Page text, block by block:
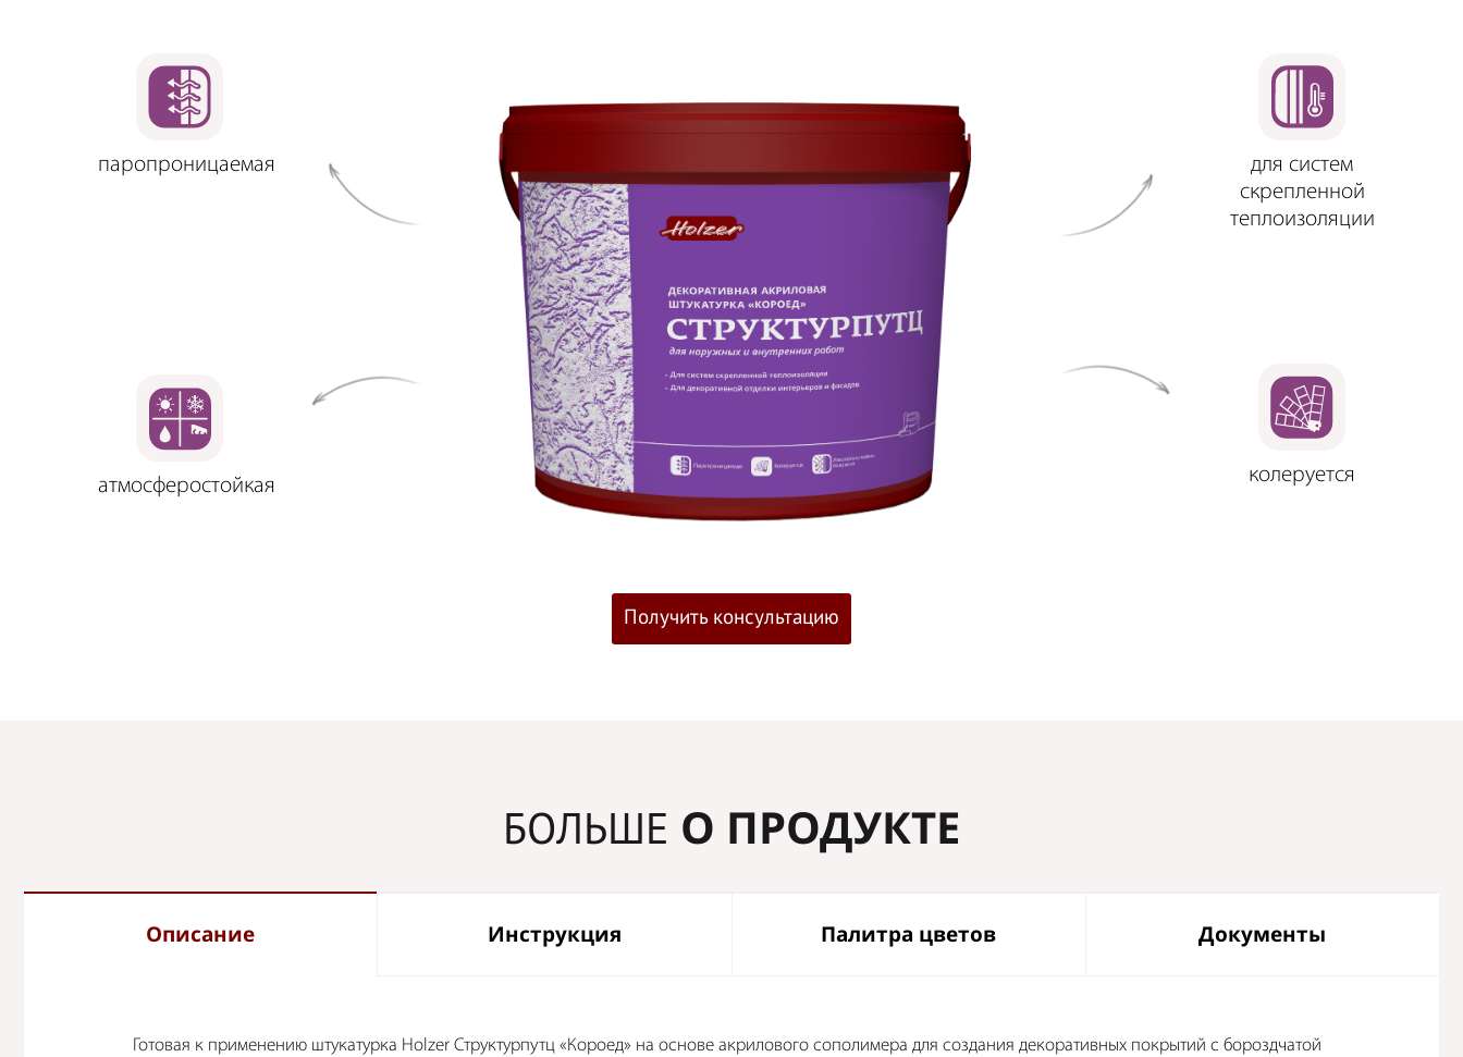
Получить консультацию
паропроницаемая
атмосферостойкая
для систем
скрепленной
теплоизоляции
колеруется
БОЛЬШЕ О ПРОДУКТЕ
Описание Инструкция Палитра цветов Документы
Готовая к применению штукатурка Holzer Структурпутц «Короед» на основе акрилового сополимера для создания декоративных покрытий с бороздчатой